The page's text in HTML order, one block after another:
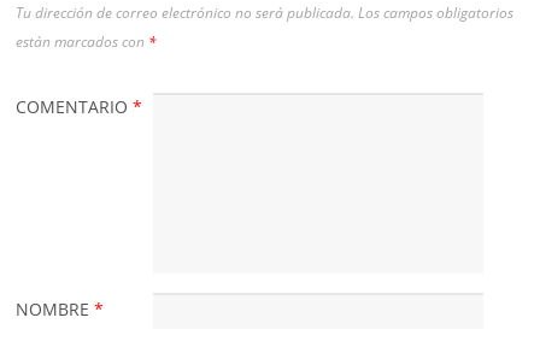
Tu dirección de correo electrónico no será publicada. Los campos obligatorios
están marcados con *
COMENTARIO*
NOMBRE*